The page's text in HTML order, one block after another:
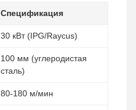
Спецификация
30 кВт (IPG/Raycus)
100 мм (углеродистая
сталь)
80-180 м/мин